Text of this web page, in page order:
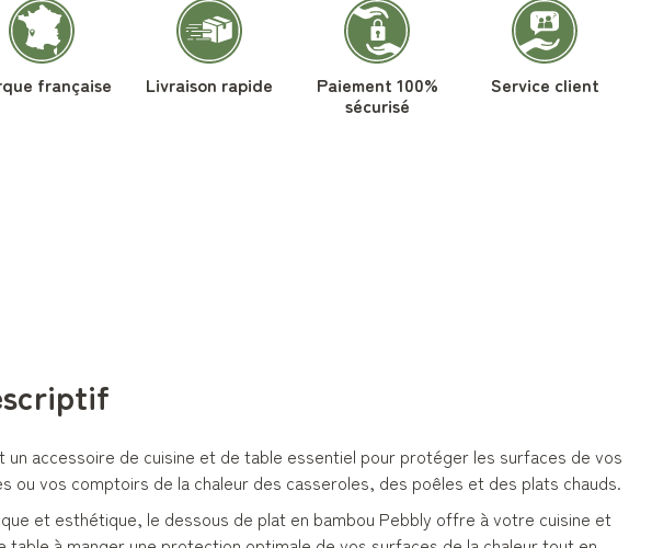
française Livraison rapide Paiement 100%
sécurisé
Service client
un accessoire de cuisine et de table essentiel pour protéger les surfaces de vos
ou vos comptoirs de la chaleur des casseroles, des poêles et des plats chauds.
et esthétique, le dessous de plat en bambou Pebbly offre à votre cuisine et